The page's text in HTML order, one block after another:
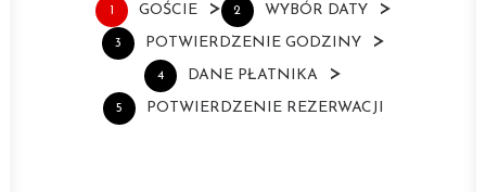
1 GOŚCIE > 2 WYBÓR DATY >
3 POTWIERDZENIE GODZINY >
4 DANE PŁATNIKA >
5 POTWIERDZENIE REZERWACJI